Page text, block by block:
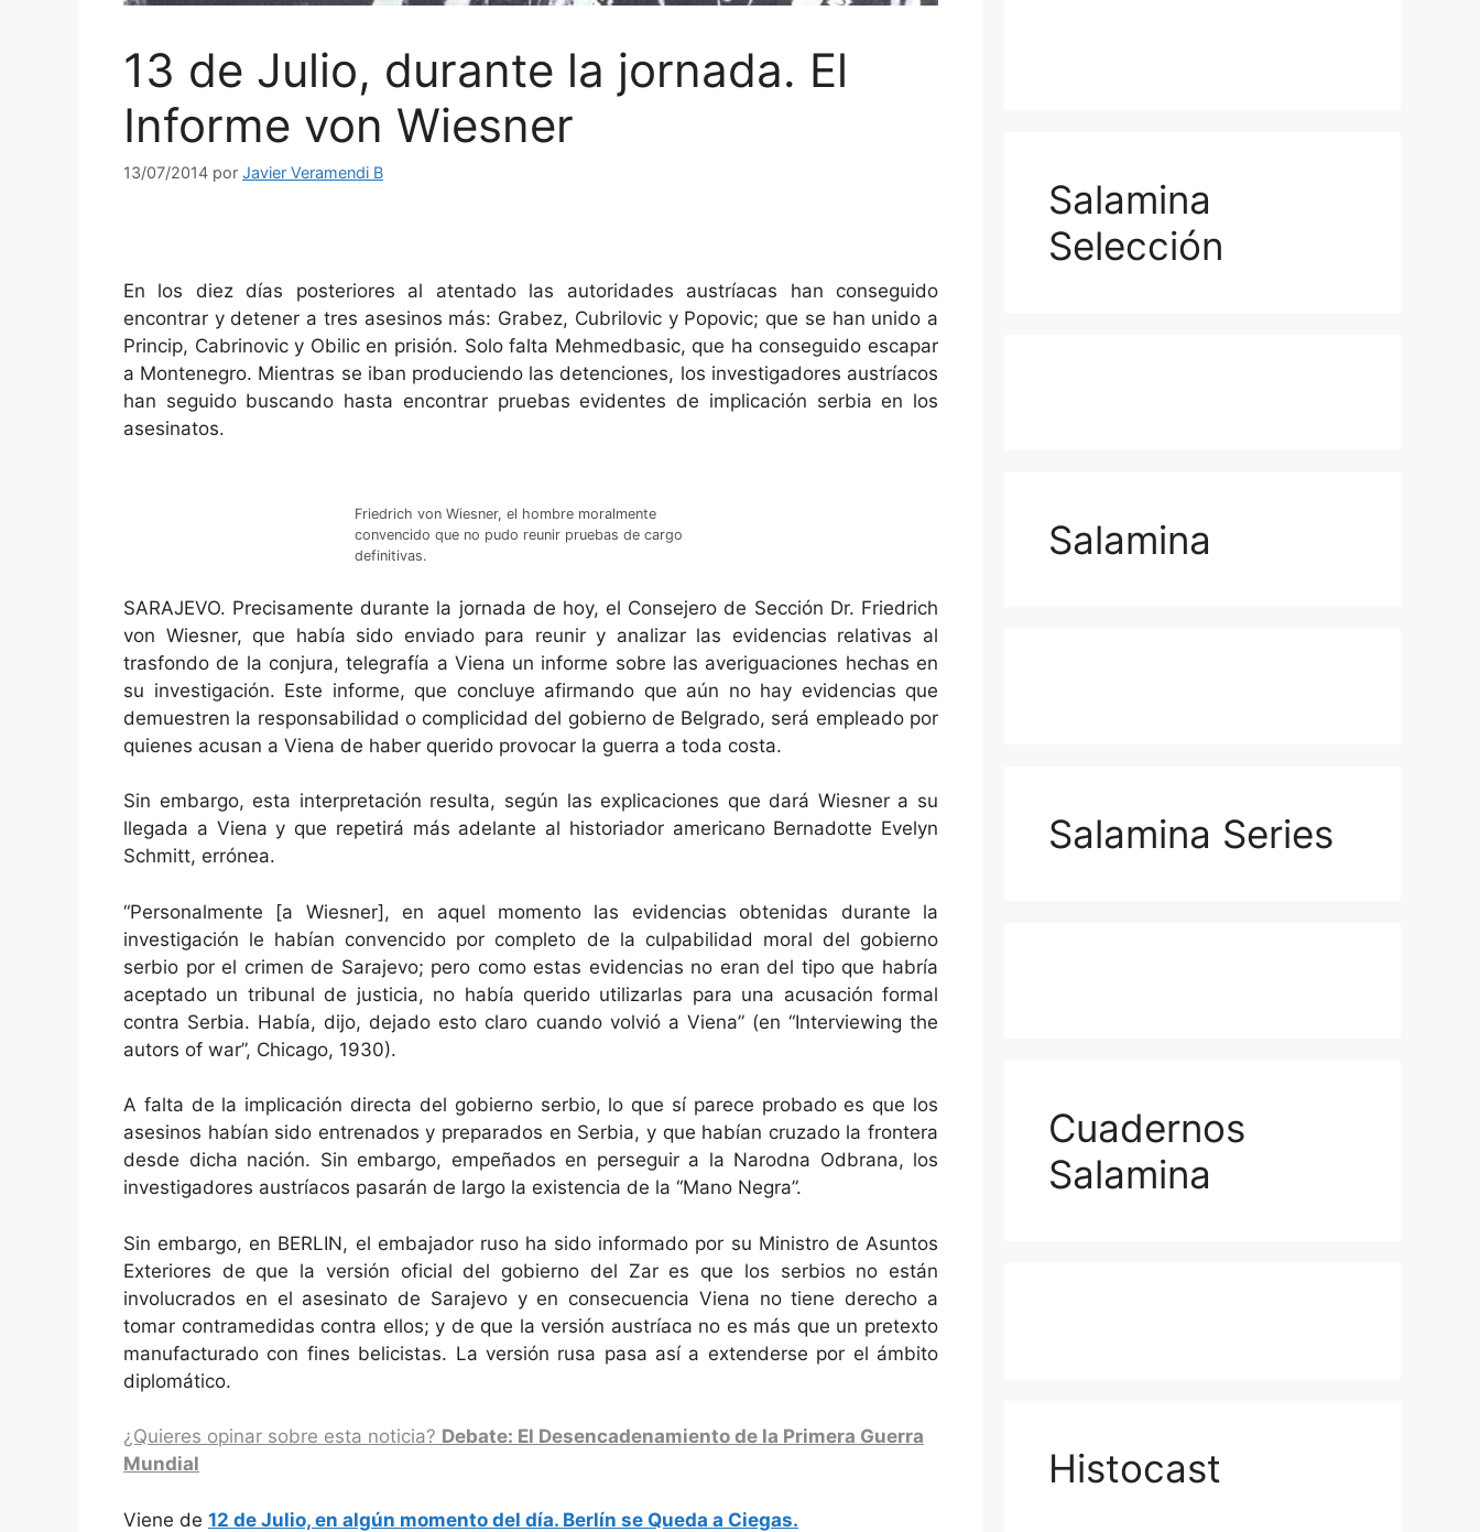
13 de Julio, durante la jornada. El
Informe von Wiesner
13/07/2014 por Javier Veramendi B
En los diez días posteriores al atentado las autoridades austríacas han conseguido
encontrar y detener a tres asesinos más: Grabez, Cubrilovic y Popovic; que se han unido a
Princip, Cabrinovic y Obilic en prisión. Solo falta Mehmedbasic, que ha conseguido escapar
a Montenegro. Mientras se iban produciendo las detenciones, los investigadores austríacos
han seguido buscando hasta encontrar pruebas evidentes de implicación serbia en los
asesinatos.
Friedrich von Wiesner, el hombre moralmente
convencido que no pudo reunir pruebas de cargo
definitivas.
SARAJEVO. Precisamente durante la jornada de hoy, el Consejero de Sección Dr. Friedrich
von Wiesner, que había sido enviado para reunir y analizar las evidencias relativas al
trasfondo de la conjura, telegrafía a Viena un informe sobre las averiguaciones hechas en
su investigación. Este informe, que concluye afirmando que aún no hay evidencias que
demuestren la responsabilidad o complicidad del gobierno de Belgrado, será empleado por
quienes acusan a Viena de haber querido provocar la guerra a toda costa.
Sin embargo, esta interpretación resulta, según las explicaciones que dará Wiesner a su
llegada a Viena y que repetirá más adelante al historiador americano Bernadotte Evelyn
Schmitt, errónea.
“Personalmente [a Wiesner], en aquel momento las evidencias obtenidas durante la
investigación le habían convencido por completo de la culpabilidad moral del gobierno
serbio por el crimen de Sarajevo; pero como estas evidencias no eran del tipo que habría
aceptado un tribunal de justicia, no había querido utilizarlas para una acusación formal
contra Serbia. Había, dijo, dejado esto claro cuando volvió a Viena” (en “Interviewing the
autors of war”, Chicago, 1930).
A falta de la implicación directa del gobierno serbio, lo que sí parece probado es que los
asesinos habían sido entrenados y preparados en Serbia, y que habían cruzado la frontera
desde dicha nación. Sin embargo, empeñados en perseguir a la Narodna Odbrana, los
investigadores austríacos pasarán de largo la existencia de la “Mano Negra”.
Sin embargo, en BERLIN, el embajador ruso ha sido informado por su Ministro de Asuntos
Exteriores de que la versión oficial del gobierno del Zar es que los serbios no están
involucrados en el asesinato de Sarajevo y en consecuencia Viena no tiene derecho a
tomar contramedidas contra ellos; y de que la versión austríaca no es más que un pretexto
manufacturado con fines belicistas. La versión rusa pasa así a extenderse por el ámbito
diplomático.
¿Quieres opinar sobre esta noticia? Debate: El Desencadenamiento de la Primera Guerra
Mundial
Viene de 12 de Julio, en algún momento del día. Berlín se Queda a Ciegas.
Salamina
Selección
Salamina
Salamina Series
Cuadernos
Salamina
Histocast